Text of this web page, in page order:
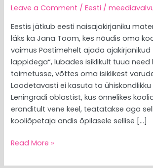
Leave a Comment /Eesti /
Eestis jätkub eesti naisajakirjaniku
läks ka Jana Toom, kes nõudis oma
vaimus Postimehelt ajada ajakirjanikud
lappidega“, lubades isiklikult tuua need
toimetusse, võttes oma isiklikest
Loodetavasti ei kasuta ta
Leningradi oblastist, kus õnnelikes
eranditult vene keel, teatatakse aga
kooliõpetaja andis õpilasele sellise […]
Read More »